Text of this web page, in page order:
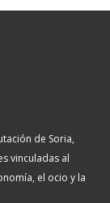
de Soria,
vinculadas al
el ocio y la